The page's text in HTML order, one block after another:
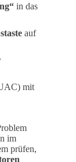
in das
auf
mit
im
prüfen,